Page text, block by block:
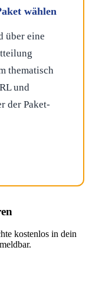
wählen
über eine
thematisch
und
der Paket-
kostenlos in dein